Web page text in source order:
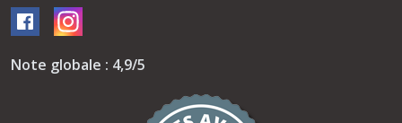
Note globale : 4,9/5